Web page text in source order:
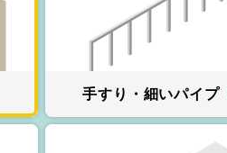
手すり・細いパイプ